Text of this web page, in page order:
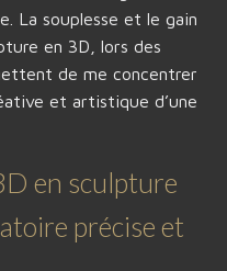
La souplesse et le gain
en 3D, lors des
de me concentrer
et artistique d’une
en sculpture
précise et